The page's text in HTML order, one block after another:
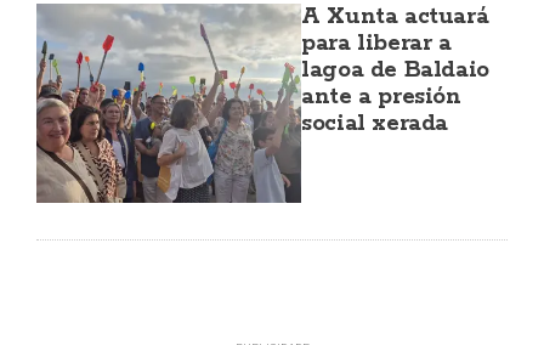
A Xunta actuará
para liberar a
lagoa de Baldaio
ante a presión
social xerada